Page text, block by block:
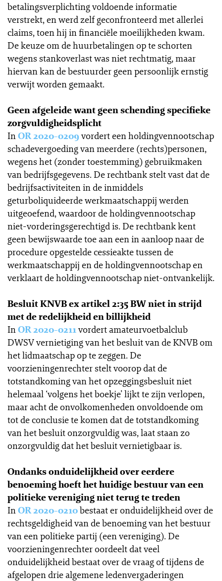
betalingsverplichting voldoende informatie
verstrekt, en werd zelf geconfronteerd met allerlei
claims, toen hij in financiële moeilijkheden kwam.
De keuze om de huurbetalingen op te schorten
wegens stankoverlast was niet rechtmatig, maar
hiervan kan de bestuurder geen persoonlijk ernstig
verwijt worden gemaakt.
Geen afgeleide want geen schending specifieke
zorgvuldigheidsplicht
InOR 2020-0209 vordert een holdingvennootschap
schadevergoeding van meerdere (rechts)personen,
wegens het (zonder toestemming) gebruikmaken
van bedrijfsgegevens. De rechtbank stelt vast dat de
bedrijfsactiviteiten in de inmiddels
geturboliquideerde werkmaatschappij werden
uitgeoefend, waardoor de holdingvennootschap
niet-vorderingsgerechtigd is. De rechtbank kent
geen bewijswaarde toe aan een in aanloop naar de
procedure opgestelde cessieakte tussen de
werkmaatschappij en de holdingvennootschap en
verklaart de holdingvennootschap niet-ontvankelijk.
Besluit KNVB ex artikel 2:35 BW niet in strijd
met de redelijkheid en billijkheid
InOR 2020-0211vordert amateurvoetbalclub
DWSV vernietiging van het besluit van de KNVB om
het lidmaatschap op te zeggen. De
voorzieningenrechter stelt voorop dat de
totstandkoming van het opzeggingsbesluit niet
helemaal ‘volgens het boekje’ lijkt te zijn verlopen,
maar acht de onvolkomenheden onvoldoende om
tot de conclusie te komen dat de totstandkoming
van het besluit onzorgvuldig was, laat staan zo
onzorgvuldig dat het besluit vernietigbaar is.
Ondanks onduidelijkheid over eerdere
benoeming hoeft het huidige bestuur van een
politieke vereniging niet terug te treden
InOR 2020-0210bestaat er onduidelijkheid over de
rechtsgeldigheid van de benoeming van het bestuur
van een politieke partij (een vereniging). De
voorzieningenrechter oordeelt dat veel
onduidelijkheid bestaat over de vraag of tijdens de
afgelopen drie algemene ledenvergaderingen